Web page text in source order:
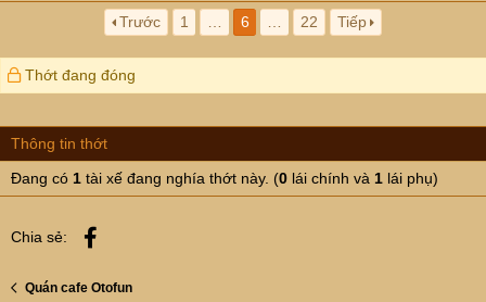
nó cũng ít hứng. Chất lượng nữa, chắc ko dám bàn đến.
Bộ trưởng, tỷ phú hoặc nghệ sỹ hiện đại bây giờ họ rèn
luyện để tận hưởng cs triệt để lắm. Toàn rắn rỏi cả chứ ko
phệ hói nhớp nháp như đời xưa đâu. Dân nghèo chúng
i
s
:
Trước 1 6 22 Tiếp
Thớt đang đóng
Thông tin thớt
Đang có 1 tài xế đang nghía thớt này. (0 lái chính và 1 lái phụ)
Chia sẻ:
Quán cafe Otofun